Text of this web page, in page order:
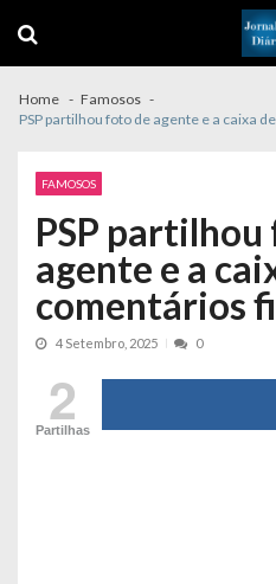
navigation
content
Home
Famosos
PSP partilhou foto de agente e a caixa
FAMOSOS
PSP
agente e a
comentários
4 Setembro, 2025 0
2
Partilhas